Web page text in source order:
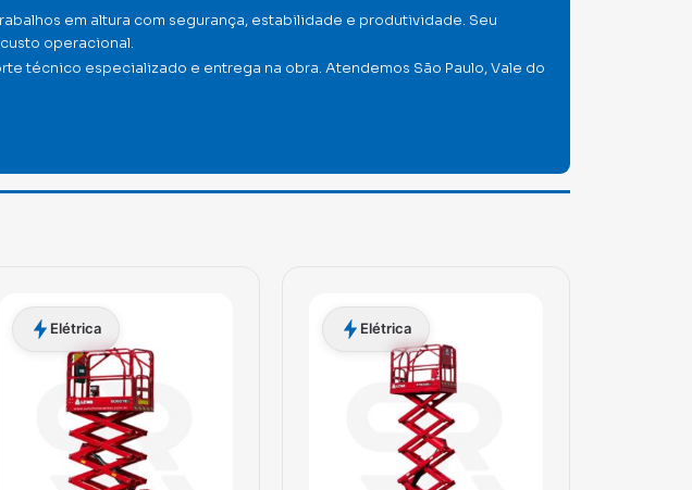
em altura com segurança, estabilidade e produtividade. Seu
operacional.
técnico especializado e entrega na obra. Atendemos São Paulo, Vale do
Elétrica Elétrica